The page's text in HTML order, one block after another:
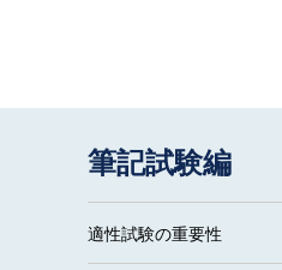
筆記試験編
適性試験の重要性